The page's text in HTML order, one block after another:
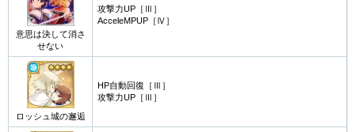
意思は決して消さ
せない
攻撃力UP［Ⅲ］
AcceleMPUP［Ⅳ］
ロッシュ城の邂逅
HP自動回復［Ⅲ］
攻撃力UP［Ⅲ］